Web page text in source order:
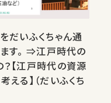
だいふくちゃん通
す。 ⇒江戸時代の
【江戸時代の資源
る】（だいふくち